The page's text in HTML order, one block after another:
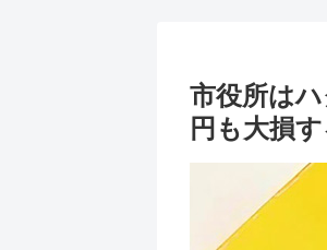
市役所は
円も大損